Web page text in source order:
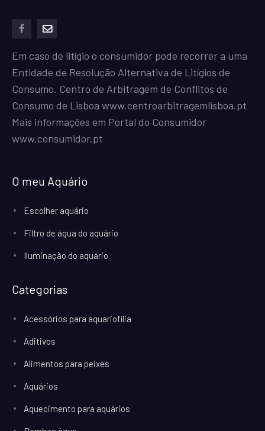
Em caso de litígio o consumidor pode recorrer a uma
Entidade de Resolução Alternativa de Litígios de
Consumo. Centro de Arbitragem de Conflitos de
Consumo de Lisboa www.centroarbitragemlisboa.pt
Mais informações em Portal do Consumidor
www.consumidor.pt
O meu Aquário
Escolher aquário
Filtro de água do aquário
Iluminação do aquário
Categorias
Acessórios para aquariofilia
Aditivos
Alimentos para peixes
Aquários
Aquecimento para aquários